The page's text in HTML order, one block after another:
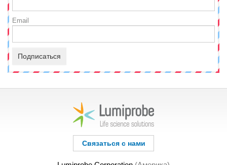
Email
Подписаться
Связаться с нами